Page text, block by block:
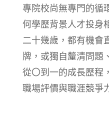
專院校尚無專門的循
何學歷背景人才投身
二十幾歲，都有機會
牌，或獨自釐清問題
從〇到一的成長歷程
職場評價與職涯競爭